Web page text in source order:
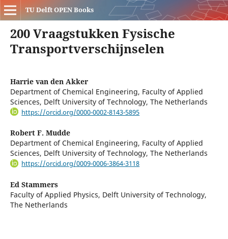
TU Delft OPEN Books
200 Vraagstukken Fysische
Transportverschijnselen
Harrie van den Akker
Department of Chemical Engineering, Faculty of Applied
Sciences, Delft University of Technology, The Netherlands
https://orcid.org/0000-0002-8143-5895
Robert F. Mudde
Department of Chemical Engineering, Faculty of Applied
Sciences, Delft University of Technology, The Netherlands
https://orcid.org/0009-0006-3864-3118
Ed Stammers
Faculty of Applied Physics, Delft University of Technology,
The Netherlands